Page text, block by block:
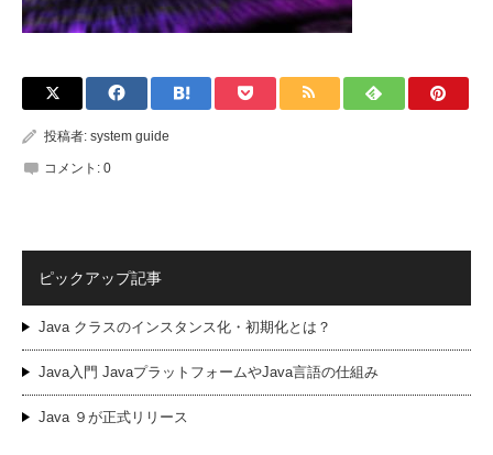
投稿者: system guide
コメント: 0
ピックアップ記事
Java クラスのインスタンス化・初期化とは？
Java入門 JavaプラットフォームやJava言語の仕組み
Java ９が正式リリース